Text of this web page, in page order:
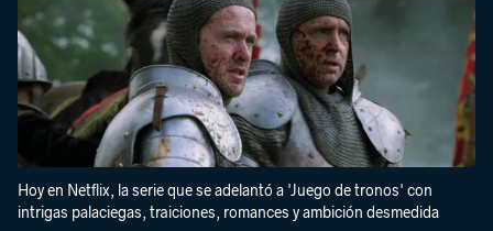
Hoy en Netflix, la serie que se adelantó a 'Juego de tronos' con
intrigas palaciegas, traiciones, romances y ambición desmedida